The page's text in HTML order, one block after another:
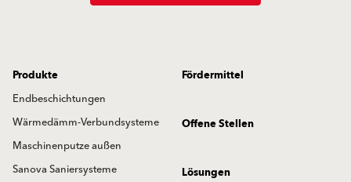
Produkte
Endbeschichtungen
Wärmedämm-Verbundsysteme
Maschinenputze außen
Sanova Saniersysteme
Fördermittel
Offene Stellen
Lösungen